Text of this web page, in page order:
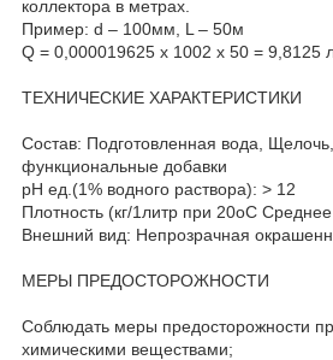
коллектора в метрах.
Пример: d – 100мм, L – 50м
Q = 0,000019625 х 1002 х 50 = 9,8125
ТЕХНИЧЕСКИЕ ХАРАКТЕРИСТИКИ
Состав: Подготовленная вода,
функциональные добавки
рН ед.(1% водного раствора): > 12
Плотность (кг/1литр при 20оС
Внешний вид: Непрозрачная
МЕРЫ ПРЕДОСТОРОЖНОСТИ
Соблюдать меры предосторожности
химическими веществами;